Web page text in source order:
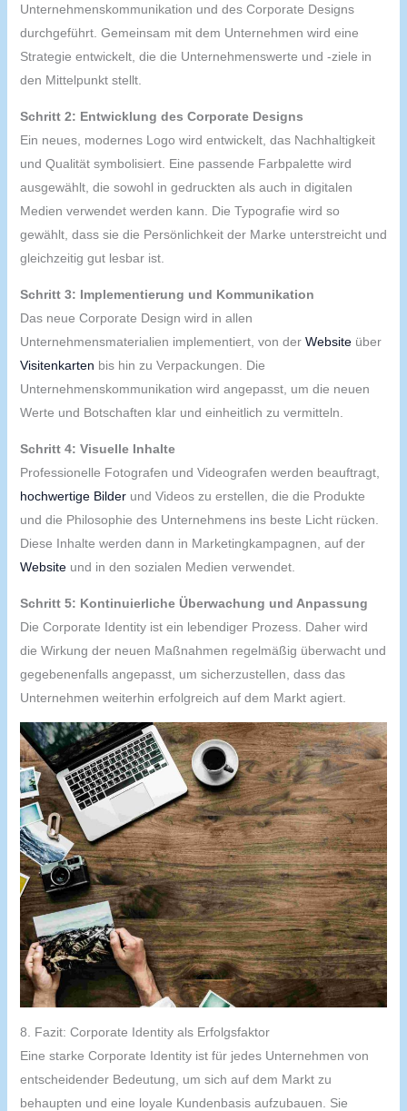
Unternehmenskommunikation und des Corporate Designs
durchgeführt. Gemeinsam mit dem Unternehmen wird eine
Strategie entwickelt, die die Unternehmenswerte und -ziele in
den Mittelpunkt stellt.
Schritt 2: Entwicklung des Corporate Designs
Ein neues, modernes Logo wird entwickelt, das Nachhaltigkeit
und Qualität symbolisiert. Eine passende Farbpalette wird
ausgewählt, die sowohl in gedruckten als auch in digitalen
Medien verwendet werden kann. Die Typografie wird so
gewählt, dass sie die Persönlichkeit der Marke unterstreicht und
gleichzeitig gut lesbar ist.
Schritt 3: Implementierung und Kommunikation
Das neue Corporate Design wird in allen
Unternehmensmaterialien implementiert, von der Websiteüber
Visitenkarten bis hin zu Verpackungen. Die
Unternehmenskommunikation wird angepasst, um die neuen
Werte und Botschaften klar und einheitlich zu vermitteln.
Schritt 4: Visuelle Inhalte
Professionelle Fotografen und Videografen werden beauftragt,
hochwertige Bilderund Videos zu erstellen, die die Produkte
und die Philosophie des Unternehmens ins beste Licht rücken.
Diese Inhalte werden dann in Marketingkampagnen, auf der
Websiteund in den sozialen Medien verwendet.
Schritt 5: Kontinuierliche Überwachung und Anpassung
Die Corporate Identity ist ein lebendiger Prozess. Daher wird
die Wirkung der neuen Maßnahmen regelmäßig überwacht und
gegebenenfalls angepasst, um sicherzustellen, dass das
Unternehmen weiterhin erfolgreich auf dem Markt agiert.
8. Fazit: Corporate Identity als Erfolgsfaktor
Eine starke Corporate Identity ist für jedes Unternehmen von
entscheidender Bedeutung, um sich auf dem Markt zu
behaupten und eine loyale Kundenbasis aufzubauen. Sie